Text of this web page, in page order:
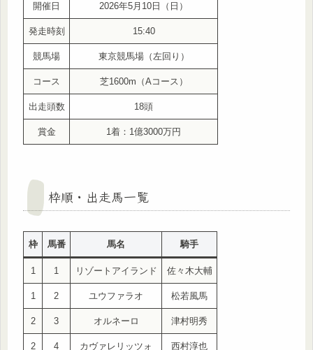
開催日 2026年5月10日（日）
発走時刻 15:40
競馬場 東京競馬場（左回り）
コース 芝1600m（Aコース）
出走頭数 18頭
賞金 1着：1億3000万円
枠順・出走馬一覧
枠 馬番 馬名 騎手
1 1 リゾートアイランド 佐々木大輔
1 2 ユウファラオ 松若風馬
2 3 オルネーロ 津村明秀
2 4 カヴァレリッツォ 西村淳也